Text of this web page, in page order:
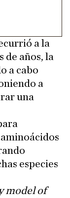
a la
de años, la
a cabo
a
una
especies
model of